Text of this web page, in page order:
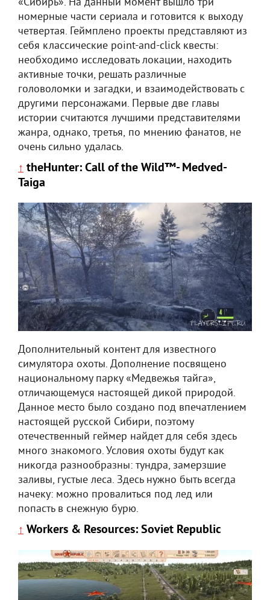
«Сибирь». На данный момент вышло три
номерные части сериала и готовится к выходу
четвертая. Геймплено проекты представляют из
себя классические point-and-click квесты:
необходимо исследовать локации, находить
активные точки, решать различные
головоломки и загадки, и взаимодействовать с
другими персонажами. Первые две главы
истории считаются лучшими представителями
жанра, однако, третья, по мнению фанатов, не
очень сильно удалась.
↑ theHunter: Call of the Wild™- Medved-
Taiga
Дополнительный контент для известного
симулятора охоты. Дополнение посвящено
национальному парку «Медвежья тайга»,
отличающемуся настоящей дикой природой.
Данное место было создано под впечатлением
настоящей русской Сибири, поэтому
отечественный геймер найдет для себя здесь
много знакомого. Условия охоты будут как
никогда разнообразны: тундра, замерзшие
заливы, густые леса. Здесь нужно быть всегда
начеку: можно провалиться под лед или
попасть в снежную бурю.
↑ Workers & Resources: Soviet Republic